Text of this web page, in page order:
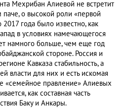
Мехрибан Алиевой не встретит
паче, о высокой роли «первой
года было известно, как
в условиях намечающегося
намного больше, чем еще год
стороне. Россия и
Кавказа стабильность, а
власти для них и есть искомая
«семейное правление» Алиевых
как составная часть
Баку и Анкары.